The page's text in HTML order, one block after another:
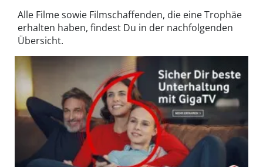
Alle Filme sowie Filmschaffenden, die eine Trophäe
erhalten haben, findest Du in der nachfolgenden
Übersicht.